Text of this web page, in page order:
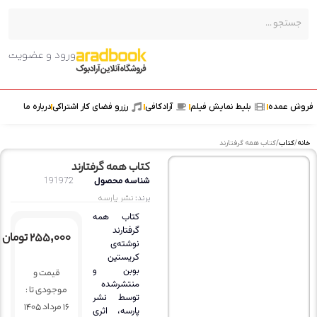
ورود و عضویت
عمده بلیط نمایش فیلم آرادکافی رزرو فضای کار اشتراکیدرباره ما
/ کتاب همه گرفتارند
کتاب همه گرفتارند
شناسه محصول
191972
نشر پارسه
کتاب همه
گرفتارند
نوشته‌ی
کریستین
بوبن و
منتشرشده
توسط نشر
پارسه، اثری
۲۵۵,۰۰۰تومان
قیمت و
موجودی تا :
16 مرداد 1405